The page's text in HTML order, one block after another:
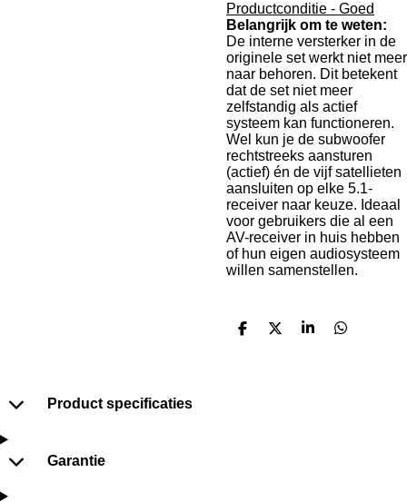
Productconditie - Goed
Belangrijk om te weten:
De interne versterker in de
originele setwerkt niet meer
naar behoren. Dit betekent
datde set niet meer
zelfstandig als actief
systeem kan functioneren.
Wel kun je de subwoofer
rechtstreeks aansturen
(actief) én de vijfsatellieten
aansluiten op elke 5.1-
receiver naar keuze. Ideaal
voor gebruikers die al een
AV-receiver in huis hebben
of hun eigen audiosysteem
willen samenstellen.
D
D
S
D
Product specificaties
Garantie